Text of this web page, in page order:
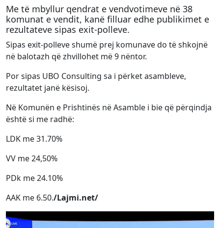
Me të mbyllur qendrat e vendvotimeve në 38
komunat e vendit, kanë filluar edhe publikimet e
rezultateve sipas exit-polleve.
Sipas exit-polleve shumë prej komunave do të shkojnë
në balotazh që zhvillohet më 9 nëntor.
Por sipas UBO Consulting sa i përket asambleve,
rezultatet janë kësisoj.
Në Komunën e Prishtinës në Asamble i bie që përqindja
është si me radhë:
LDK me 31.70%
VV me 24,50%
PDk me 24.10%
AAK me 6.50./Lajmi.net/